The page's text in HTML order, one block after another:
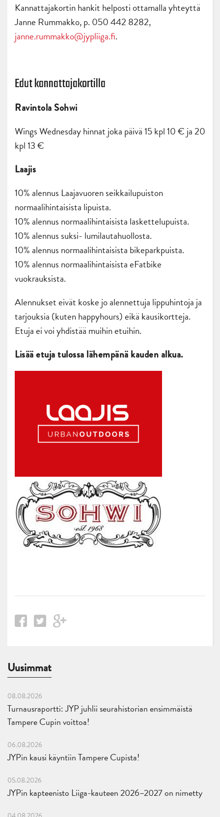
Kannattajakortin hankit helposti ottamalla yhteyttä
Janne Rummakko, p. 050 442 8282,
janne.rummakko@jypliiga.fi.
Edut kannattajakortilla
Ravintola Sohwi
Wings Wednesday hinnat joka päivä 15 kpl 10 € ja 20
kpl 13 €
Laajis
10% alennus Laajavuoren seikkailupuiston
normaalihintaisista lipuista.
10% alennus normaalihintaisista laskettelupuista.
10% alennus suksi- lumilautahuollosta.
10% alennus normaalihintaisista bikeparkpuista.
10% alennus normaalihintaisista eFatbike
vuokrauksista.
Alennukset eivät koske jo alennettuja lippuhintoja ja
tarjouksia (kuten happyhours) eikä kausikortteja.
Etuja ei voi yhdistää muihin etuihin.
Lisää etuja tulossa lähempänä kauden alkua.
Uusimmat
08.08.2026
Turnausraportti: JYP juhlii seurahistorian ensimmäistä
Tampere Cupin voittoa!
06.08.2026
JYPin kausi käyntiin Tampere Cupista!
05.08.2026
JYPin kapteenisto Liiga-kauteen 2026–2027 on nimetty